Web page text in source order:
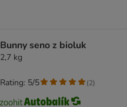
Bunny seno z bioluk
2,7 kg
Rating: 5/5 (2)